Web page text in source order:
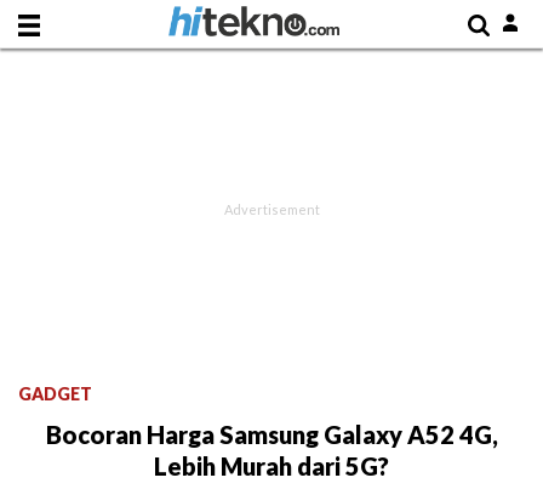
GADGET
Bocoran Harga Samsung Galaxy A52 4G,
Lebih Murah dari 5G?